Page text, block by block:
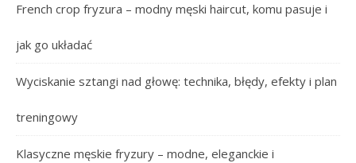
French crop fryzura – modny męski haircut, komu pasuje i
jak go układać
Wyciskanie sztangi nad głowę: technika, błędy, efekty i plan
treningowy
Klasyczne męskie fryzury – modne, eleganckie i